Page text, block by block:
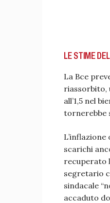
LE STIME
La Bce
riassorbito,
all’1,5 nel
tornerebbe
scarichi
recuperato
segretario
sindacale
accaduto